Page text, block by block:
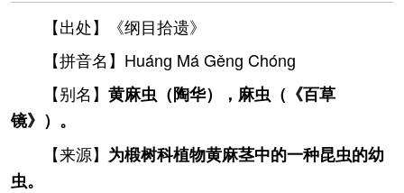
【出处】《纲目拾遗》
【拼音名】Huánɡ Má Gěnɡ Chónɡ
【别名】 黄麻虫（陶华），麻虫（《百草
镜》）。
【来源】 为椴树科植物黄麻茎中的一种昆虫的幼
虫。